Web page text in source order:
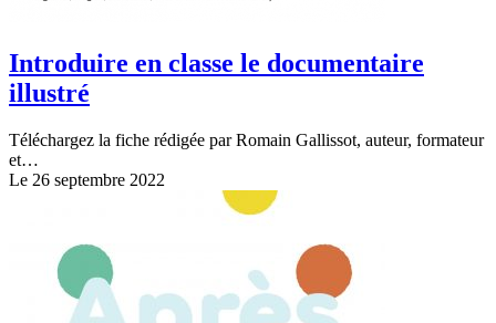
Introduire en classe le documentaire
illustré
Téléchargez la fiche rédigée par Romain Gallissot, auteur, formateur
et…
Le 26 septembre 2022